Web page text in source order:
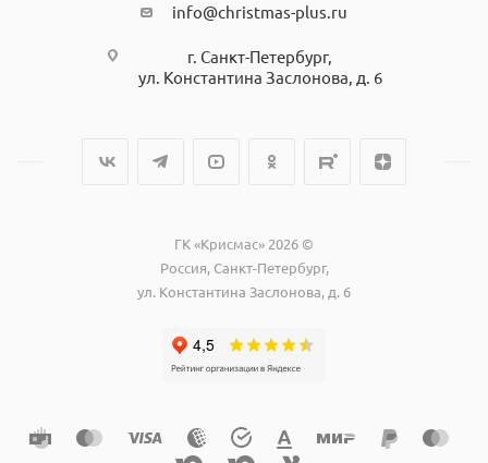
info@christmas-plus.ru
г. Санкт-Петербург,
ул. Константина Заслонова, д. 6
ГК «Крисмас» 2026 ©
Россия, Санкт-Петербург,
ул. Константина Заслонова, д. 6